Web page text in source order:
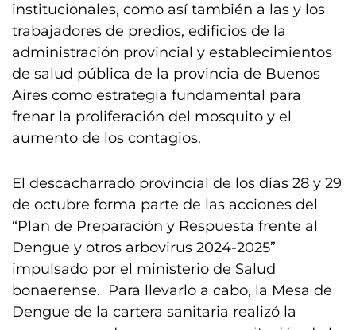
institucionales, como así también a las y los
trabajadores de predios, edificios de la
administración provincial y establecimientos
de salud pública de la provincia de Buenos
Aires como estrategia fundamental para
frenar la proliferación del mosquito y el
aumento de los contagios.
El descacharrado provincial de los días 28 y 29
de octubre forma parte de las acciones del
“Plan de Preparación y Respuesta frente al
Dengue y otros arbovirus 2024-2025”
impulsado por el ministerio de Salud
bonaerense. Para llevarlo a cabo, la Mesa de
Dengue de la cartera sanitaria realizó la